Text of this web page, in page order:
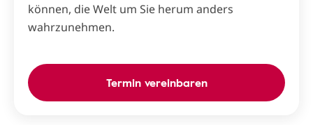
können, die Welt um Sie herum anders
wahrzunehmen.
Termin vereinbaren